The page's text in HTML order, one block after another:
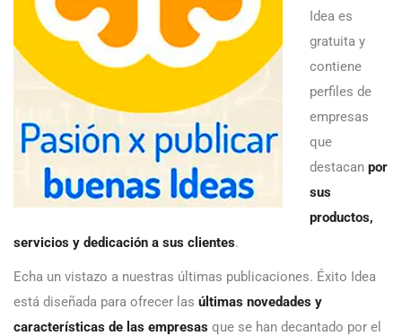
Idea es
gratuita y
contiene
perfiles de
empresas
que
destacan por
sus
productos,
servicios y dedicación a sus clientes.
Echa un vistazo a nuestras últimas publicaciones. Éxito Idea
está diseñada para ofrecer las últimas novedades y
características de las empresas que se han decantado por el